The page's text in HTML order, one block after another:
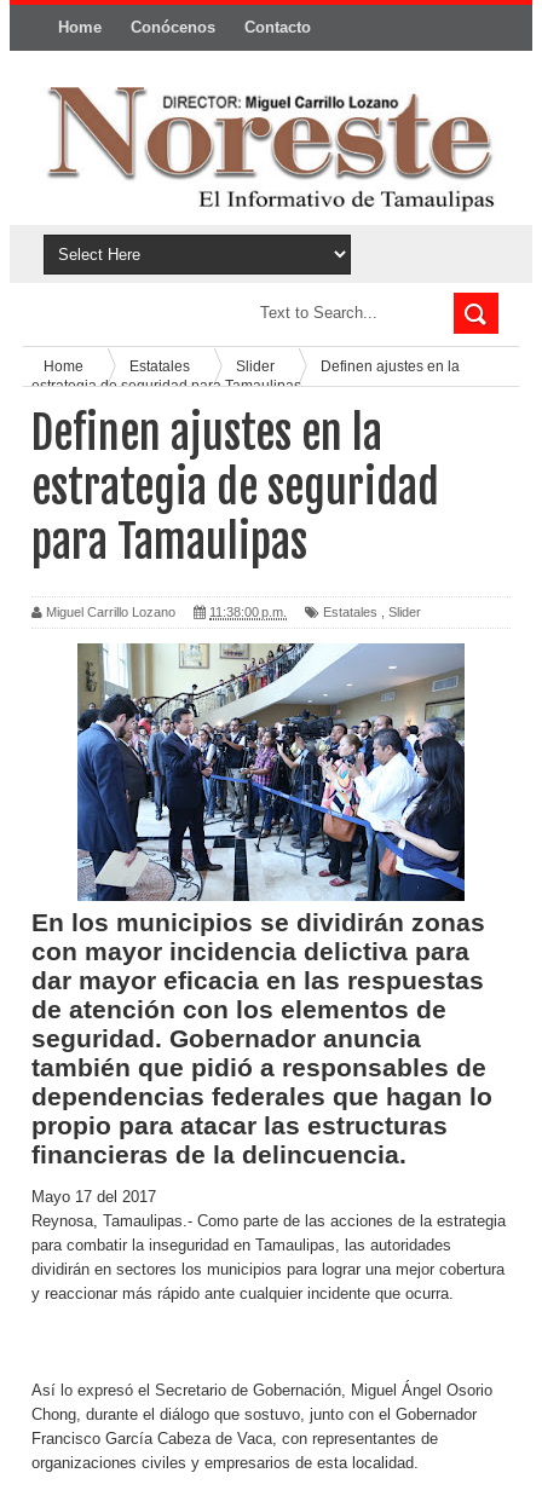
Home Conócenos Contacto
Home Estatales Slider
Definen ajustes en la
estrategia de seguridad para Tamaulipas
Definen ajustes en la
estrategia de seguridad
para Tamaulipas
Miguel Carrillo Lozano 11:38:00 p.m. Estatales Slider
En los municipios se dividirán zonas
con mayor incidencia delictiva para
dar mayor eficacia en las respuestas
de atención con los elementos de
seguridad. Gobernador anuncia
también que pidió a responsables de
dependencias federales que hagan lo
propio para atacar las estructuras
financieras de la delincuencia.
Mayo 17 del 2017
Reynosa, Tamaulipas.- Como parte de las acciones de la estrategia
para combatir la inseguridad en Tamaulipas, las autoridades
dividirán en sectores los municipios para lograr una mejor cobertura
y reaccionar más rápido ante cualquier incidente que ocurra.
Así lo expresó el Secretario de Gobernación, Miguel Ángel Osorio
Chong, durante el diálogo que sostuvo, junto con el Gobernador
Francisco García Cabeza de Vaca, con representantes de
organizaciones civiles y empresarios de esta localidad.